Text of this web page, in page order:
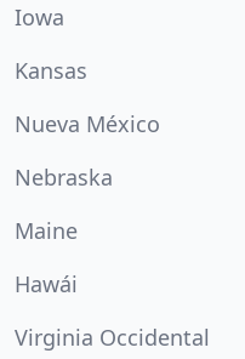
Iowa
Kansas
Nueva México
Nebraska
Maine
Hawái
Virginia Occidental